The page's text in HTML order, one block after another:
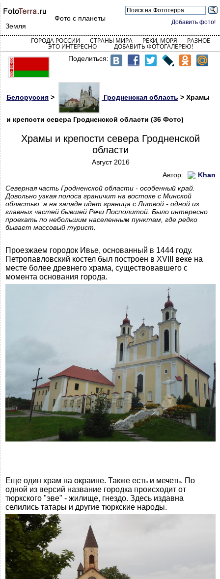
Добавить фото!
Фото с планеты
Земля
ГОРОДА РОССИИ СТРАНЫ МИРА РЕКИ, МОРЯ РАЗНОЕ
ЭТО ИНТЕРЕСНО ДОБАВИТЬ ФОТОГАЛЕРЕЮ!
Поделиться:
Белоруссия > Гродненская область > Храмы
и крепости севера Гродненской области (36 Фото)
Храмы и крепости севера Гродненской
области
Август 2016
Автор:
Khan
Северная часть Гродненской области - особенный край.
Довольно узкая полоса граничит на востоке с Минской
областью, а на западе идет граница с Литвой - одной из
главных частей бывшей Речи Посполитой. Было интересно
проехать по небольшим населенным пунктам, где редко
бывает массовый турист.
Проезжаем городок Ивье, основанный в 1444 году.
Петропавловский костел был построен в XVIII веке на
месте более древнего храма, существовавшего с
момента основания города.
Еще один храм на окраине. Также есть и мечеть. По
одной из версий название городка происходит от
тюркского "эве" - жилище, гнездо. Здесь издавна
селились татары и другие тюркские народы.